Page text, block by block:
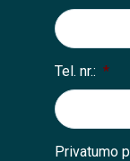
Tel. nr.: *
Privatumo